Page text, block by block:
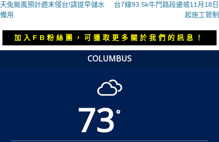
章
導
覽
上
一
章：
天兔颱風預計週末侵台!請提早儲水
備用
下
文
章：
台7線93.5k牛鬥路段邊坡11月18日
起施工管制
加入FB粉絲團，可獲取更多關於我們的訊息！
COLUMBUS
73°